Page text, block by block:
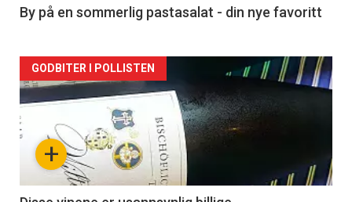
5
By på en sommerlig pastasalat - din nye favoritt
Forsiden
akkurat
nå+
GODBITER I POLLISTEN